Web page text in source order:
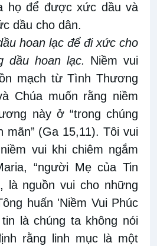
họ để được xức dầu và
dầu cho dân.
hoan lạc để đi xức cho
dầu hoan lạc. Niềm vui
mạch từ Tình Thương
Chúa muốn rằng niềm
này ở “trong chúng
mãn” (Ga 15,11). Tôi vui
vui khi chiêm ngắm
“người Mẹ của Tin
là nguồn vui cho những
huấn 'Niềm Vui Phúc
là chúng ta không nói
rằng linh mục là một